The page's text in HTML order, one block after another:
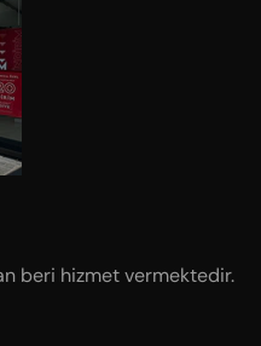
beri hizmet vermektedir.